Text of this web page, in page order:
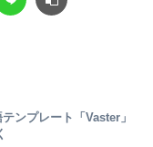
ンプレート「Vaster」